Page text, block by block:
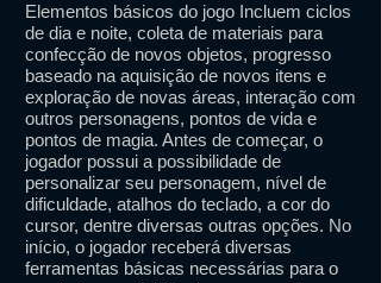
Elementos básicos do jogo Incluem ciclos
de dia e noite, coleta de materiais para
confecção de novos objetos, progresso
baseado na aquisição de novos itens e
exploração de novas áreas, interação com
outros personagens, pontos de vida e
pontos de magia. Antes de começar, o
jogador possui a possibilidade de
personalizar seu personagem, nível de
dificuldade, atalhos do teclado, a cor do
cursor, dentre diversas outras opções. No
início, o jogador receberá diversas
ferramentas básicas necessárias para o